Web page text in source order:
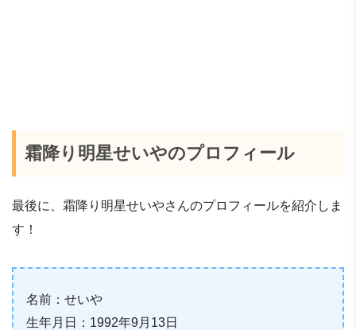
霜降り明星せいやのプロフィール
最後に、霜降り明星せいやさんのプロフィールを紹介しま
す！
名前：せいや
生年月日：1992年9月13日